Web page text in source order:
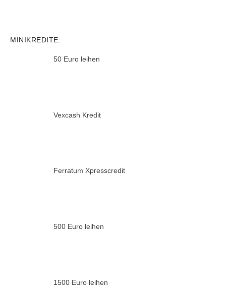
MINIKREDITE:
50 Euro leihen
Vexcash Kredit
Ferratum Xpresscredit
500 Euro leihen
1500 Euro leihen